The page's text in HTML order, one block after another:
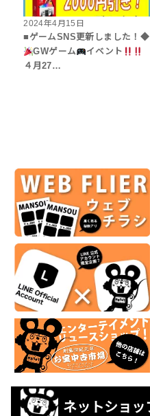
2024年4月15日
■ゲームSNS更新しました！◆
GWゲーム
イベント
４月27…
ネットショッ